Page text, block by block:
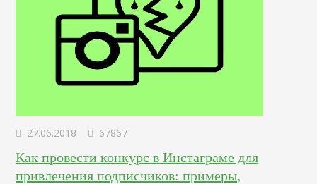
27.06.2018 67867
Как провести конкурс в Инстаграме для
привлечения подписчиков: примеры,